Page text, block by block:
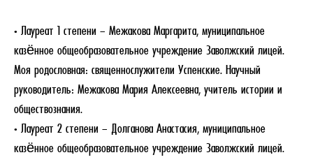
• Лауреат 1 степени – Межакова Маргарита, муниципальное
казённое общеобразовательное учреждение Заволжский лицей.
Моя родословная: священнослужители Успенские. Научный
руководитель: Межакова Мария Алексеевна, учитель истории и
обществознания.
• Лауреат 2 степени – Долганова Анастасия, муниципальное
казённое общеобразовательное учреждение Заволжский лицей.